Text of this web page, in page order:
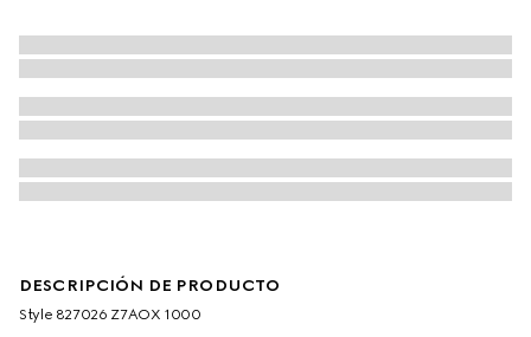
DESCRIPCIÓN DE PRODUCTO
Style ‎827026 Z7AOX 1000